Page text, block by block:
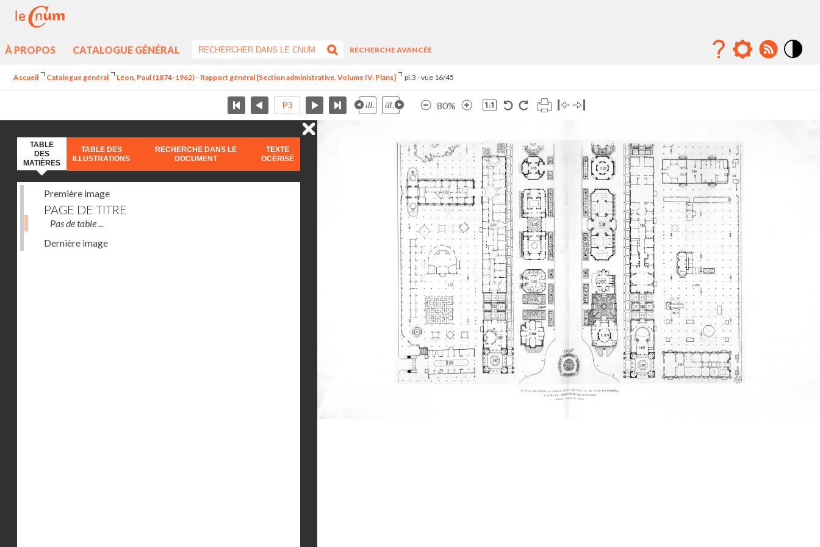
À PROPOS CATALOGUE GÉNÉRAL
RECHERCHE AVANCÉE
Accueil Catalogue général Léon, Paul (1874-1962) - Rapport général [Section administrative. Volume IV. Plans] pl.3 - vue 16/45
80%
TABLE
DES
MATIÈRES
TABLE DES
ILLUSTRATIONS
RECHERCHE DANS LE
DOCUMENT
TEXTE
OCÉRISÉ
Première image
PAGE DE TITRE
Pas de table ...
Dernière image